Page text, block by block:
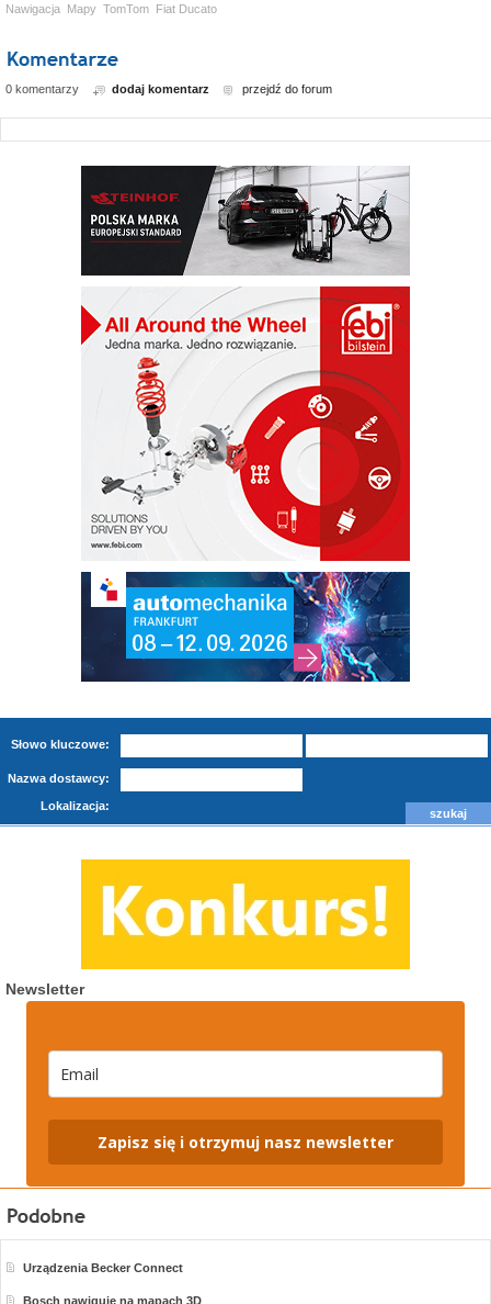
Nawigacja Mapy TomTom Fiat Ducato
0 komentarzy dodaj komentarz przejdź do forum
Słowo kluczowe:
Nazwa dostawcy:
Lokalizacja:
Newsletter
Zapisz się i otrzymuj nasz newsletter
Urządzenia Becker Connect
Bosch nawiguje na mapach 3D